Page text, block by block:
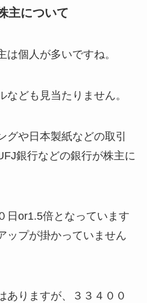
主について
は個人が多いですね。
ども見当たりません。
グや日本製紙などの取引
銀行などの銀行が株主に
日or1.5倍となっています
ップが掛かっていません
ありますが、３３４００